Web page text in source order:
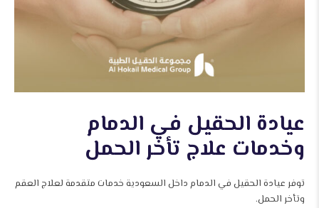
عيادة الحقيل في الدمام
وخدمات علاج تأخر الحمل
توفر عيادة الحقيل في الدمام داخل السعودية خدمات متقدمة لعلاج العقم
وتأخر الحمل.